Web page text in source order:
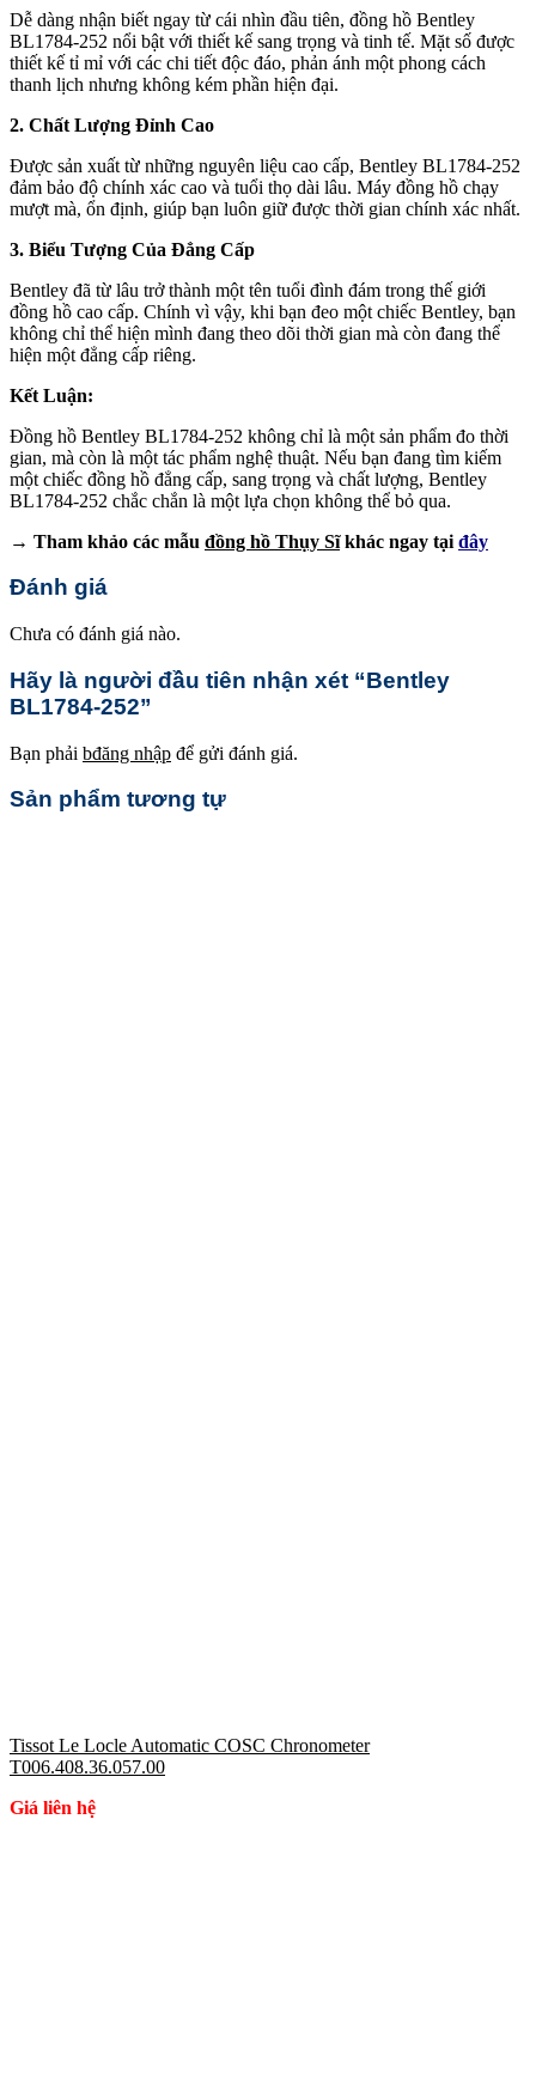
Dễ dàng nhận biết ngay từ cái nhìn đầu tiên, đồng hồ Bentley
BL1784-252 nổi bật với thiết kế sang trọng và tinh tế. Mặt số được
thiết kế tỉ mỉ với các chi tiết độc đáo, phản ánh một phong cách
thanh lịch nhưng không kém phần hiện đại.
2. Chất Lượng Đỉnh Cao
Được sản xuất từ những nguyên liệu cao cấp, Bentley BL1784-252
đảm bảo độ chính xác cao và tuổi thọ dài lâu. Máy đồng hồ chạy
mượt mà, ổn định, giúp bạn luôn giữ được thời gian chính xác nhất.
3. Biểu Tượng Của Đẳng Cấp
Bentley đã từ lâu trở thành một tên tuổi đình đám trong thế giới
đồng hồ cao cấp. Chính vì vậy, khi bạn đeo một chiếc Bentley, bạn
không chỉ thể hiện mình đang theo dõi thời gian mà còn đang thể
hiện một đẳng cấp riêng.
Kết Luận:
Đồng hồ Bentley BL1784-252 không chỉ là một sản phẩm đo thời
gian, mà còn là một tác phẩm nghệ thuật. Nếu bạn đang tìm kiếm
một chiếc đồng hồ đẳng cấp, sang trọng và chất lượng, Bentley
BL1784-252 chắc chắn là một lựa chọn không thể bỏ qua.
→ Tham khảo các mẫu đồng hồ Thụy Sĩkhác ngay tại đây
Đánh giá
Chưa có đánh giá nào.
Hãy là người đầu tiên nhận xét “Bentley
BL1784-252”
Bạn phải bđăng nhập để gửi đánh giá.
Sản phẩm tương tự
Tissot Le Locle Automatic COSC Chronometer
T006.408.36.057.00
Giá liên hệ